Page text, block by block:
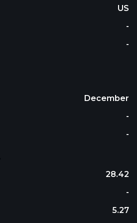
US
-
-
December
-
-
28.42
-
5.27